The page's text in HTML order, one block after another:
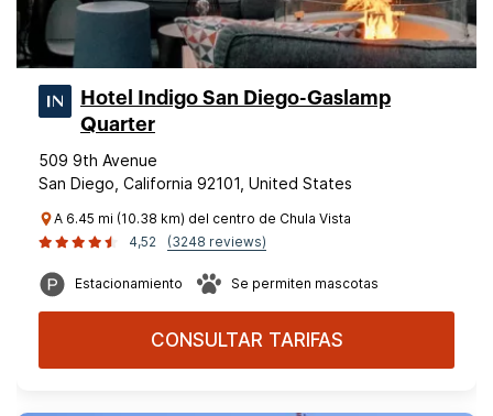
Hotel Indigo San Diego-Gaslamp
Quarter
509 9th Avenue
San Diego, California 92101, United States
A 6.45 mi (10.38 km) del centro de Chula Vista
4,52
(3248 reviews)
Estacionamiento Se permiten mascotas
CONSULTAR TARIFAS